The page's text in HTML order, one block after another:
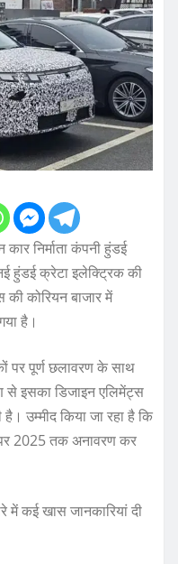
निर्माता कंपनी हुंडई
हुंडई क्रेटा इलेक्ट्रिक की
कोरियन बाजार में
है।
पर पूर्ण छलावरण के साथ
से इसका डिजाइन एलिमेंट्स
उम्मीद किया जा रहा है कि
2025 तक अनावरण कर
कई खास जानकारियां दी